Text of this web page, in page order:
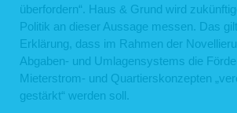
überfordern“. Haus & Grund wird
Politik an dieser Aussage messen. Das
Erklärung, dass im Rahmen der
Abgaben- und Umlagensystems die
Mieterstrom- und Quartierskonzepten
gestärkt“ werden soll.